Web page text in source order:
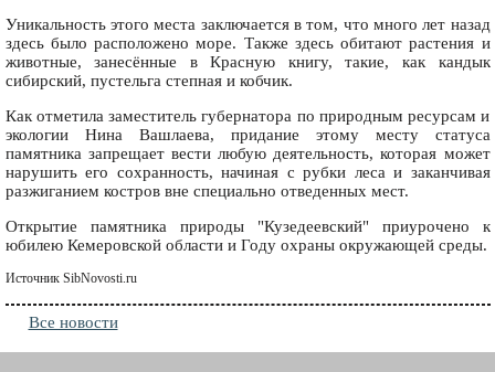
Уникальность этого места заключается в том, что много лет назад
здесь было расположено море. Также здесь обитают растения и
животные, занесённые в Красную книгу, такие, как кандык
сибирский, пустельга степная и кобчик.
Как отметила заместитель губернатора по природным ресурсам и
экологии Нина Вашлаева, придание этому месту статуса
памятника запрещает вести любую деятельность, которая может
нарушить его сохранность, начиная с рубки леса и заканчивая
разжиганием костров вне специально отведенных мест.
Открытие памятника природы "Кузедеевский" приурочено к
юбилею Кемеровской области и Году охраны окружающей среды.
Источник SibNovosti.ru
Все новости